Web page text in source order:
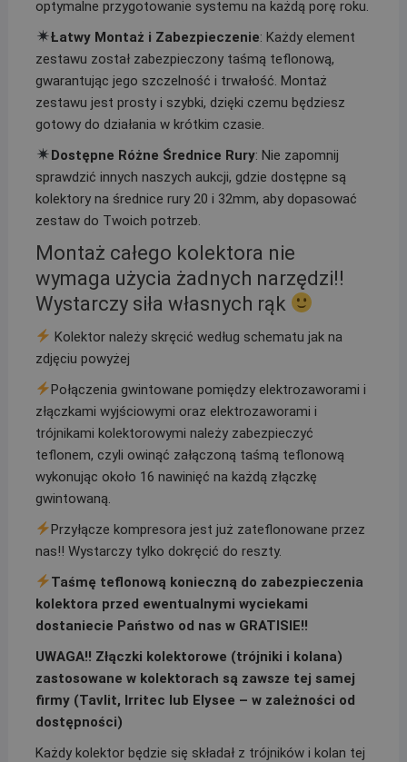
optymalne przygotowanie systemu na każdą porę roku.
Łatwy Montaż i Zabezpieczenie: Każdy element
zestawu został zabezpieczony taśmą teflonową,
gwarantując jego szczelność i trwałość. Montaż
zestawu jest prosty i szybki, dzięki czemu będziesz
gotowy do działania w krótkim czasie.
Dostępne Różne Średnice Rury: Nie zapomnij
sprawdzić innych naszych aukcji, gdzie dostępne są
kolektory na średnice rury 20 i 32mm, aby dopasować
zestaw do Twoich potrzeb.
Montaż całego kolektora nie
wymaga użycia żadnych narzędzi!!
Wystarczy siła własnych rąk
Kolektor należy skręcić według schematu jak na
zdjęciu powyżej
Połączenia gwintowane pomiędzy elektrozaworami i
złączkami wyjściowymi oraz elektrozaworami i
trójnikami kolektorowymi należy zabezpieczyć
teflonem, czyli owinąć załączoną taśmą teflonową
wykonując około 16 nawinięć na każdą złączkę
gwintowaną.
Przyłącze kompresora jest już zateflonowane przez
nas!! Wystarczy tylko dokręcić do reszty.
Taśmę teflonową konieczną do zabezpieczenia
kolektora przed ewentualnymi wyciekami
dostaniecie Państwo od nas w GRATISIE!!
UWAGA!! Złączki kolektorowe (trójniki i kolana)
zastosowane w kolektorach są zawsze tej samej
firmy (Tavlit, Irritec lub Elysee – w zależności od
dostępności)
Każdy kolektor będzie się składał z trójników i kolan tej